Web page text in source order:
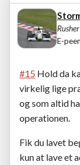
Rusher
E-
#15 Hold da
virkelig lige
og som altid
operationen.
Fik du lavet
kun at lave et